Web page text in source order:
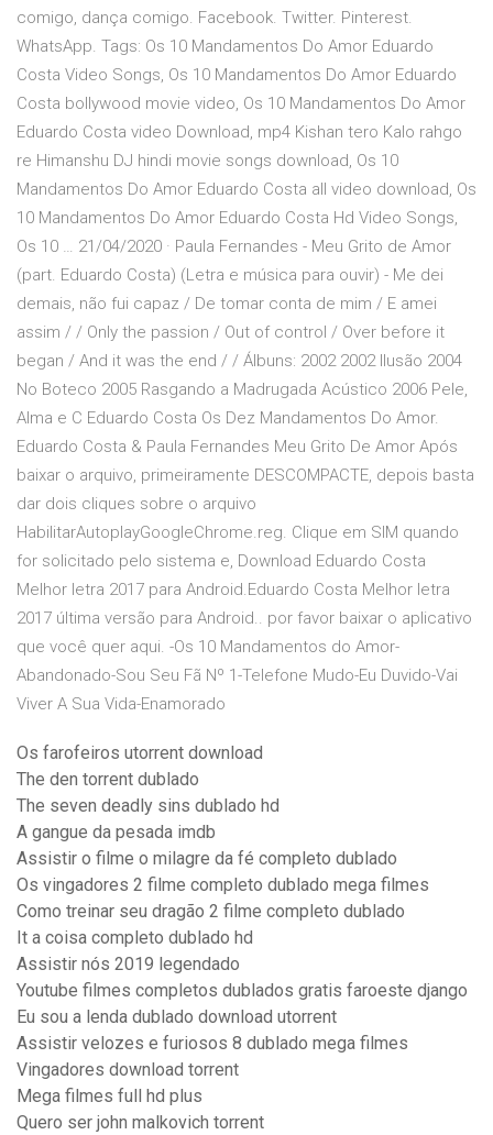
comigo, dança comigo. Facebook. Twitter. Pinterest.
WhatsApp. Tags: Os 10 Mandamentos Do Amor Eduardo
Costa Video Songs, Os 10 Mandamentos Do Amor Eduardo
Costa bollywood movie video, Os 10 Mandamentos Do Amor
Eduardo Costa video Download, mp4 Kishan tero Kalo rahgo
re Himanshu DJ hindi movie songs download, Os 10
Mandamentos Do Amor Eduardo Costa all video download, Os
10 Mandamentos Do Amor Eduardo Costa Hd Video Songs,
Os 10 … 21/04/2020 · Paula Fernandes - Meu Grito de Amor
(part. Eduardo Costa) (Letra e música para ouvir) - Me dei
demais, não fui capaz / De tomar conta de mim / E amei
assim / / Only the passion / Out of control / Over before it
began / And it was the end / / Álbuns: 2002 2002 Ilusão 2004
No Boteco 2005 Rasgando a Madrugada Acústico 2006 Pele,
Alma e C Eduardo Costa Os Dez Mandamentos Do Amor.
Eduardo Costa & Paula Fernandes Meu Grito De Amor Após
baixar o arquivo, primeiramente DESCOMPACTE, depois basta
dar dois cliques sobre o arquivo
HabilitarAutoplayGoogleChrome.reg. Clique em SIM quando
for solicitado pelo sistema e, Download Eduardo Costa
Melhor letra 2017 para Android.Eduardo Costa Melhor letra
2017 última versão para Android.. por favor baixar o aplicativo
que você quer aqui. -Os 10 Mandamentos do Amor-
Abandonado-Sou Seu Fã Nº 1-Telefone Mudo-Eu Duvido-Vai
Viver A Sua Vida-Enamorado
Os farofeiros utorrent download
The den torrent dublado
The seven deadly sins dublado hd
A gangue da pesada imdb
Assistir o filme o milagre da fé completo dublado
Os vingadores 2 filme completo dublado mega filmes
Como treinar seu dragão 2 filme completo dublado
It a coisa completo dublado hd
Assistir nós 2019 legendado
Youtube filmes completos dublados gratis faroeste django
Eu sou a lenda dublado download utorrent
Assistir velozes e furiosos 8 dublado mega filmes
Vingadores download torrent
Mega filmes full hd plus
Quero ser john malkovich torrent